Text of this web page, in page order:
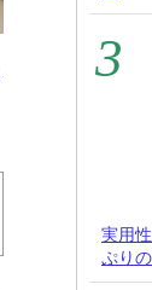
実用
ぷり